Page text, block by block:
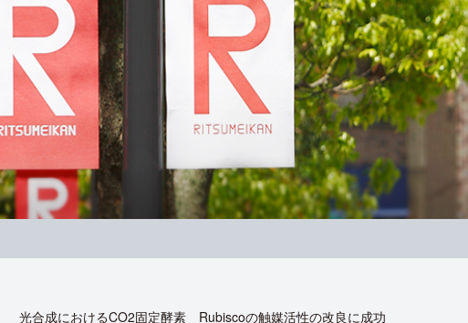
光合成におけるCO2固定酵素 Rubiscoの触媒活性の改良に成功